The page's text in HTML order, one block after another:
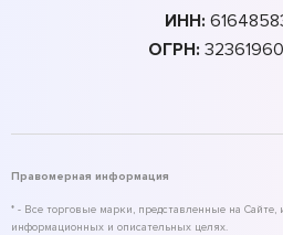
ИНН:
ОГРН:
Правомерная информация
* - Все торговые марки, представленные на Сайте,
информационных и описательных целях.